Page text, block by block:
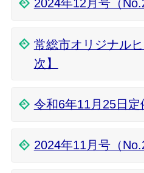
2024年12月号（
常総市オリジナル
次】
令和6年11月25日定
2024年11月号（